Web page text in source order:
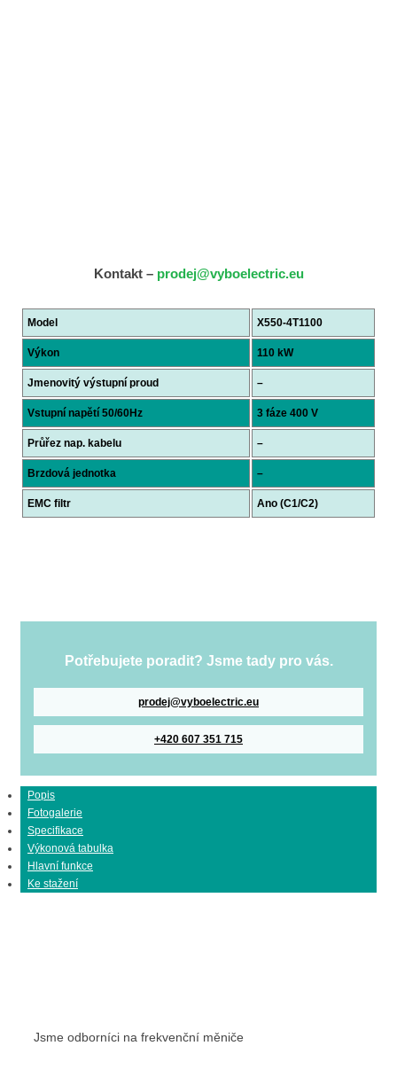
Kontakt – prodej@vyboelectric.eu
Model X550-4T1100
Výkon 110 kW
Jmenovitý výstupní proud –
Vstupní napětí 50/60Hz 3 fáze 400 V
Průřez nap. kabelu –
Brzdová jednotka –
EMC filtr Ano (C1/C2)
Potřebujete poradit? Jsme tady pro vás.
prodej@vyboelectric.eu
+420 607 351 715
Popis
Fotogalerie
Specifikace
Výkonová tabulka
Hlavní funkce
Ke stažení
Jsme odborníci na frekvenční měniče